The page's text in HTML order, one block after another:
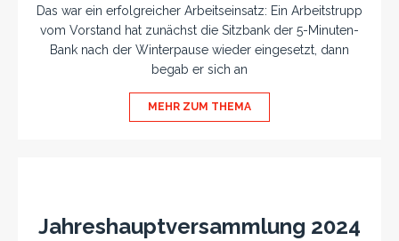
Das war ein erfolgreicher Arbeitseinsatz: Ein Arbeitstrupp
vom Vorstand hat zunächst die Sitzbank der 5-Minuten-
Bank nach der Winterpause wieder eingesetzt, dann
begab er sich an
MEHR ZUM THEMA
Jahreshauptversammlung 2024